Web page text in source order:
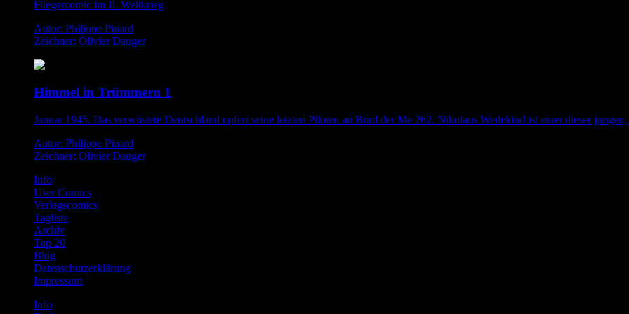
Fliegercomic im II. Weltkrieg
Autor: Philippe Pinard
Zeichner: Olivier Dauger
Himmel in Trümmern 1
Januar 1945. Das verwüstete Deutschland opfert seine letzten Piloten an Bord der Me 262. Nikolaus Wedekind ist einer dieser jungen,
Autor: Philippe Pinard
Zeichner: Olivier Dauger
Info
User Comics
Verlagscomics
Tagliste
Archiv
Top 20
Blog
Datenschutzerklärung
Impressum
Info